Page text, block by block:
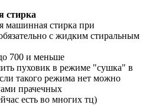
стирка
машинная стирка при
с жидким стиральным
700 и меньше
пуховик в режиме "сушка" в
такого режима нет можно
прачечных
есть во многих тц)